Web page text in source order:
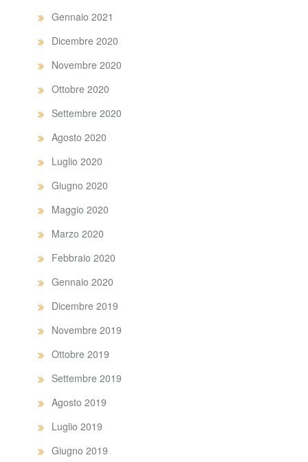
Gennaio 2021
Dicembre 2020
Novembre 2020
Ottobre 2020
Settembre 2020
Agosto 2020
Luglio 2020
Giugno 2020
Maggio 2020
Marzo 2020
Febbraio 2020
Gennaio 2020
Dicembre 2019
Novembre 2019
Ottobre 2019
Settembre 2019
Agosto 2019
Luglio 2019
Giugno 2019